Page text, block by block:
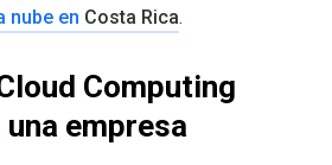
nube en Costa Rica.
Computing
empresa